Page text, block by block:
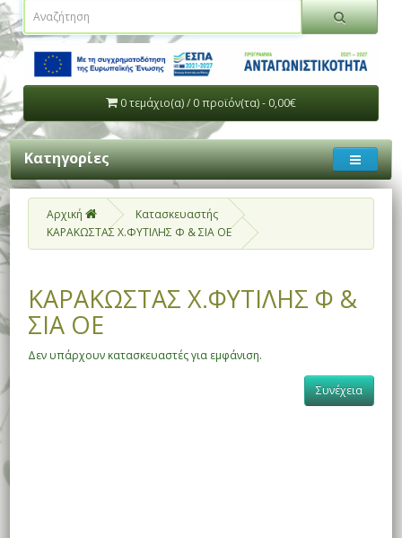
0 τεμάχιο(α) / 0 προϊόν(τα) - 0,00€
Κατηγορίες
Αρχική
Κατασκευαστής
ΚΑΡΑΚΩΣΤΑΣ Χ.ΦΥΤΙΛΗΣ Φ & ΣΙΑ ΟΕ
ΚΑΡΑΚΩΣΤΑΣ Χ.ΦΥΤΙΛΗΣ Φ &
ΣΙΑ ΟΕ
Δεν υπάρχουν κατασκευαστές για εμφάνιση.
Συνέχεια